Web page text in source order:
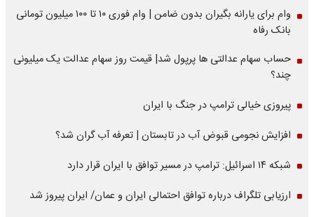
وام برای یارانه بگیران بدون ضامن | وام فوری ۱۰ تا ۱۰۰ میلیون تومانی
بانک رفاه
حساب سهام عدالتی ها پرپول شد| قیمت روز سهام عدالت یک میلیونی
چند؟
پیروزی خیالی ترامپ در جنگ با ایران
افزایش نجومی قبوض آب در تابستان | تعرفه آب گران شد؟
شبکه ۱۴ اسرائیل: ترامپ در مسیر توافق با ایران قرار دارد
ارزیابی تلگراف درباره توافق احتمالی ایران و عمان/ ایران پیروز شد